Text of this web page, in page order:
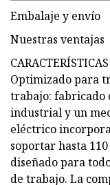
Embalaje y envío
Nuestras ventajas
Optimizado para
trabajo: fabricado
industrial y un
eléctrico
soportar hasta
diseñado para
de trabajo. La